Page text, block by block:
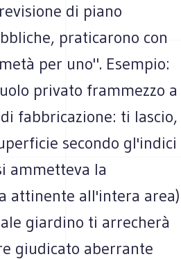
di piano
praticarono con
per uno". Esempio:
privato frammezzo a
fabbricazione: ti lascio,
secondo gl'indici
ammetteva la
attinente all'intera area)
giardino ti arrecherà
giudicato aberrante